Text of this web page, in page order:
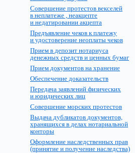
Совершение протестов векселей
в неплатеже , неакцепте
и недатировании акцепта
Предъявление чеков к платежу
и удостоверение неоплаты чеков
Прием в депозит нотариуса
денежных средств и ценных бумаг
Прием документов на хранение
Обеспечение доказательств
Передача заявлений физических
и юридических лиц
Совершение морских протестов
Выдача дубликатов документов,
хранящихся в делах нотариальной
конторы
Оформление наследственных прав
(принятие и получение наследства)